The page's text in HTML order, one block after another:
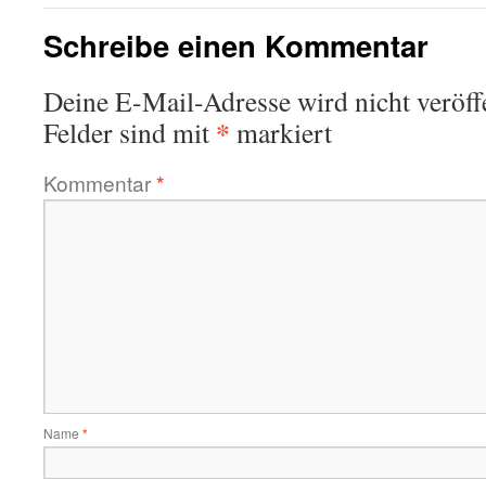
Schreibe einen Kommentar
Deine E-Mail-Adresse wird nicht
Felder sind mit * markiert
Kommentar*
Name *